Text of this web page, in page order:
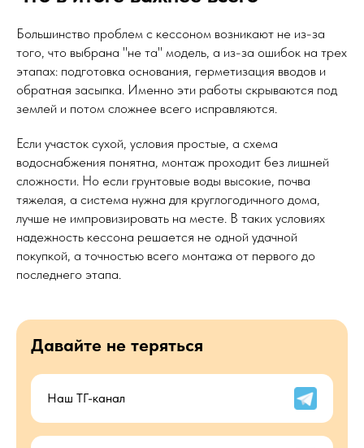
Большинство проблем с кессоном возникают не из-за
того, что выбрана "не та" модель, а из-за ошибок на трех
этапах: подготовка основания, герметизация вводов и
обратная засыпка. Именно эти работы скрываются под
землей и потом сложнее всего исправляются.
Если участок сухой, условия простые, а схема
водоснабжения понятна, монтаж проходит без лишней
сложности. Но если грунтовые воды высокие, почва
тяжелая, а система нужна для круглогодичного дома,
лучше не импровизировать на месте. В таких условиях
надежность кессона решается не одной удачной
покупкой, а точностью всего монтажа от первого до
последнего этапа.
Давайте не теряться
Наш ТГ-канал